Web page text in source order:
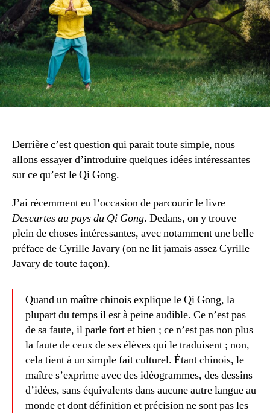
?
Derrière c’est question qui parait toute simple, nous
allons essayer d’introduire quelques idées intéressantes
sur ce qu’est le Qi Gong.
J’ai récemment eu l’occasion de parcourir le livre
Descartes au pays du Qi Gong. Dedans, on y trouve
plein de choses intéressantes, avec notamment une belle
préface de Cyrille Javary (on ne lit jamais assez Cyrille
Javary de toute façon).
Quand un maître chinois explique le Qi Gong, la
plupart du temps il est à peine audible. Ce n’est pas
de sa faute, il parle fort et bien ; ce n’est pas non plus
la faute de ceux de ses élèves qui le traduisent ; non,
cela tient à un simple fait culturel. Étant chinois, le
maître s’exprime avec des idéogrammes, des dessins
d’idées, sans équivalents dans aucune autre langue au
monde et dont définition et précision ne sont pas les